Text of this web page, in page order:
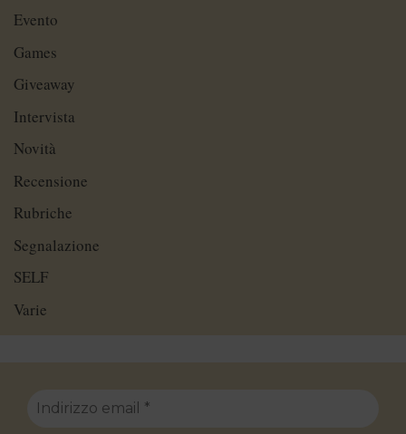
Evento
Games
Giveaway
Intervista
Novità
Recensione
Rubriche
Segnalazione
SELF
Varie